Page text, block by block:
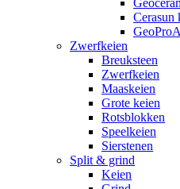
Cerasun
Zwerfkeien
Breuksteen
Zwerfkeien
Maaskeien
Grote keien
Rotsblokken
Speelkeien
Sierstenen
Split & grind
Keien